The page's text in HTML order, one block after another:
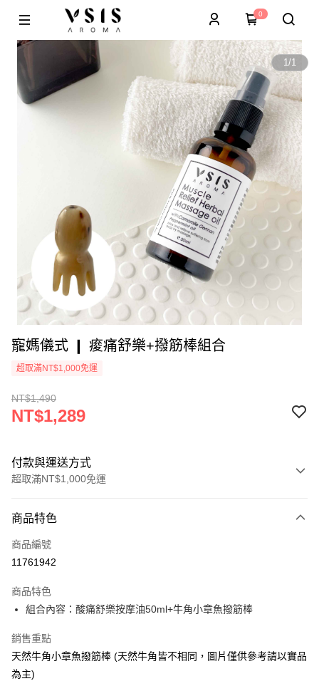
0
1/1
寵媽儀式 ❙ 痠痛舒樂+撥筋棒組合
超取滿NT$1,000免運
NT$1,490
NT$1,289
付款與運送方式
超取滿NT$1,000免運
信用卡一次付款
超商取貨付款
Apple Pay
街口支付
悠遊付
商品特色
商品編號
11761942
商品特色
組合內容：酸痛舒樂按摩油50ml+牛角小章魚撥筋棒
銷售重點
天然牛角小章魚撥筋棒 (天然牛角皆不相同，圖片僅供參考請以實品
為主)